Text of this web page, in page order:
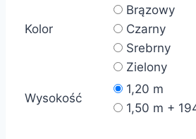
Kolor
Brązowy
Czarny
Srebrny
Zielony
Wysokość
1,20 m
1,50 m +